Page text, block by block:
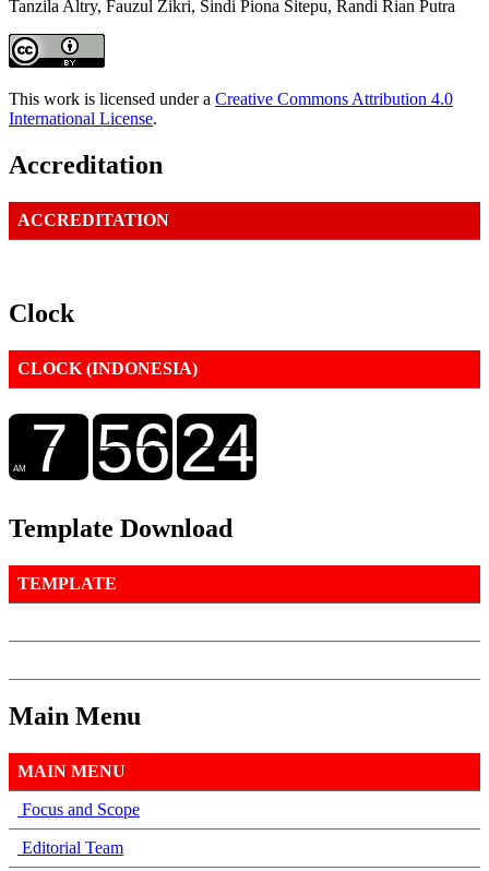
Tanzila Altry, Fauzul Zikri, Sindi Piona Sitepu, Randi Rian Putra
This work is licensed under a Creative Commons Attribution 4.0
International License.
Accreditation
ACCREDITATION
Clock
CLOCK (INDONESIA)
Template Download
TEMPLATE
Main Menu
MAIN MENU
Focus and Scope
Editorial Team